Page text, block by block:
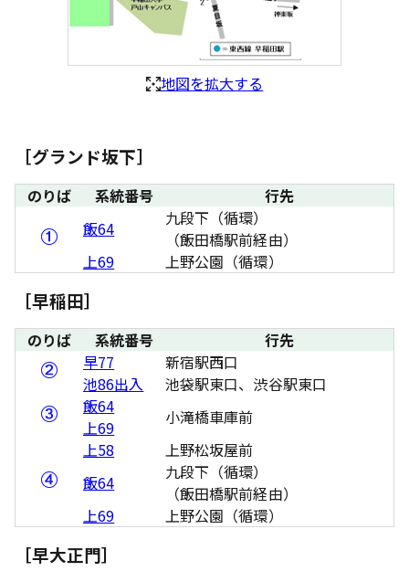
地図を拡大する
［グランド坂下］
のりば 系統番号
行先
飯64
九段下（循環）
（飯田橋駅前経由）
上69
上野公園（循環）
［早稲田］
のりば 系統番号
行先
早77
新宿駅西口
池86出入
池袋駅東口、渋谷駅東口
飯64
小滝橋車庫前
上69
上58
上野松坂屋前
飯64
九段下（循環）
（飯田橋駅前経由）
上69
上野公園（循環）
［早大正門］